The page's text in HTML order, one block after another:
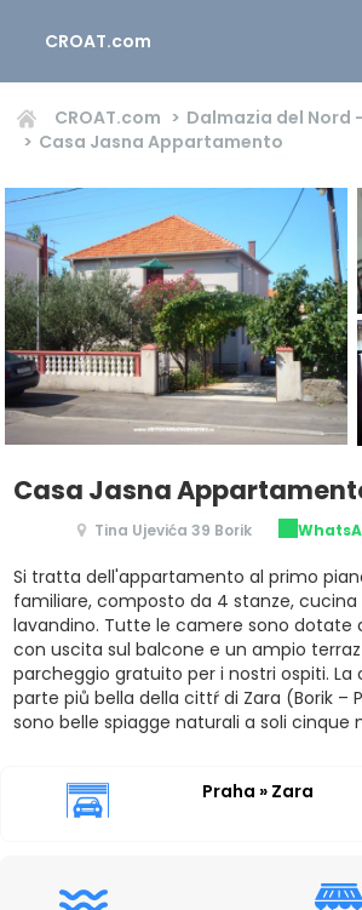
CROAT.com
CROAT.com Dalmazia del Nord
Casa Jasna Appartamento
Casa Jasna
Tina Ujevića 39 Borik
Si tratta dell'appartamento al primo
familiare, composto da 4 stanze, cucina
lavandino. Tutte le camere sono dotate
con uscita sul balcone e un ampio
parcheggio gratuito per i nostri ospiti. La
parte piů bella della cittŕ di Zara (Borik –
sono belle spiagge naturali a soli cinque
Praha » Zara